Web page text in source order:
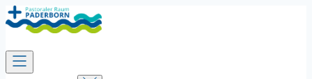
Zum
Inhalt
springen